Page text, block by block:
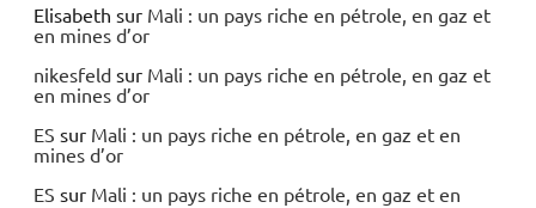
Elisabeth sur Mali : un pays riche en pétrole, en gaz et
en mines d’or
nikesfeld sur Mali : un pays riche en pétrole, en gaz et
en mines d’or
ES sur Mali : un pays riche en pétrole, en gaz et en
mines d’or
ES sur Mali : un pays riche en pétrole, en gaz et en